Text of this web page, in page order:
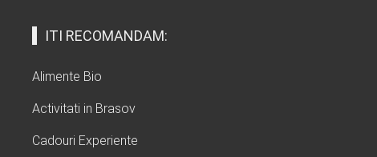
ITI RECOMANDAM:
Alimente Bio
Activitati in Brasov
Cadouri Experiente